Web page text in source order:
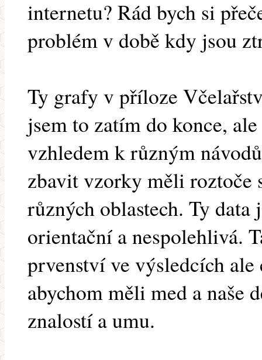
internetu? Rád bych si
problém v době kdy jsou
Ty grafy v příloze
jsem to zatím do konce,
vzhledem k různým
zbavit vzorky měli roztoče
různých oblastech. Ty data
orientační a nespolehlivá.
prvenství ve výsledcích
abychom měli med a naše
znalostí a umu.